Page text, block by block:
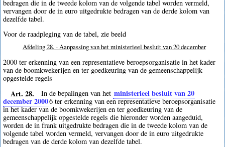
bedragen die in de tweede kolom van de volgende tabel worden vermeld,
vervangen door de in euro uitgedrukte bedragen van de derde kolom van
dezelfde tabel.
Voor de raadpleging van de tabel, zie beeld
Afdeling 28. - Aanpassing van het ministerieel besluit van 20 december
2000 ter erkenning van een representatieve beroepsorganisatie in het kader
van de boomkwekerijen en ter goedkeuring van de gemeenschappelijk
opgestelde regels
Art. 28. In de bepalingen van het ministerieel besluit van 20
december 20006 ter erkenning van een representatieve beroepsorganisatie
in het kader van de boomkwekerijen en ter goedkeuring van de
gemeenschappelijk opgestelde regels die hieronder worden aangeduid,
worden de in frank uitgedrukte bedragen die in de tweede kolom van de
volgende tabel worden vermeld, vervangen door de in euro uitgedrukte
bedragen van de derde kolom van dezelfde tabel.